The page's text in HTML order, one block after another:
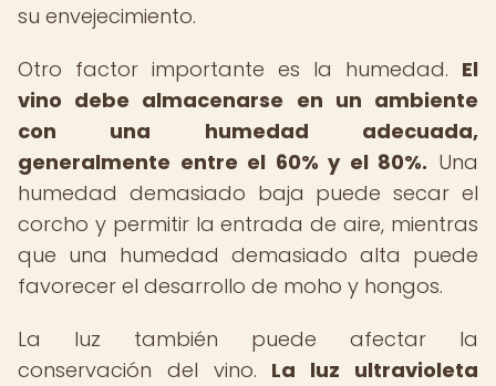
su envejecimiento.
Otro factor importante es la humedad. El
vino debe almacenarse en un ambiente
con una humedad adecuada,
generalmente entre el 60% y el 80%. Una
humedad demasiado baja puede secar el
corcho y permitir la entrada de aire, mientras
que una humedad demasiado alta puede
favorecer el desarrollo de moho y hongos.
La luz también puede afectar la
conservación del vino. La luz ultravioleta